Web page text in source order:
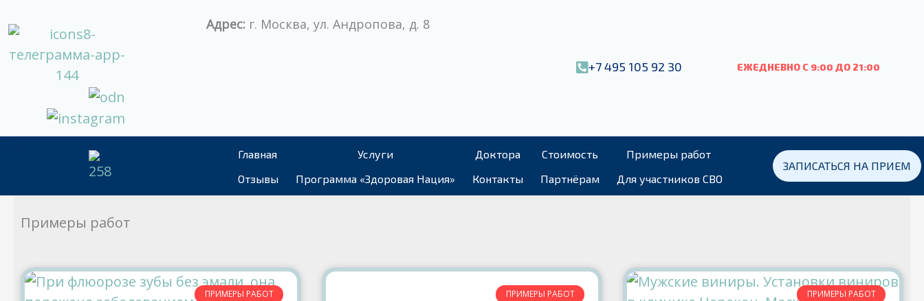
содержимому
Адрес: г. Москва, ул. Андропова, д. 8
+7 495 105 92 30 ЕЖЕДНЕВНО С 9:00 ДО 21:00
Главная Услуги Доктора Стоимость
Примеры работ
Отзывы
Программа «Здоровая Нация» Контакты Партнёрам Для участников СВО
ЗАПИСАТЬСЯ НА ПРИЕМ
Примеры работ
ПРИМЕРЫ РАБОТ ПРИМЕРЫ РАБОТ ПРИМЕРЫ РАБОТ